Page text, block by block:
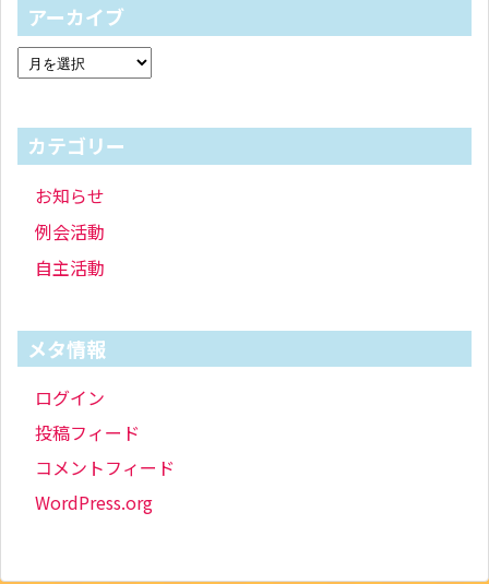
アーカイブ
カテゴリー
お知らせ
例会活動
自主活動
メタ情報
ログイン
投稿フィード
コメントフィード
WordPress.org